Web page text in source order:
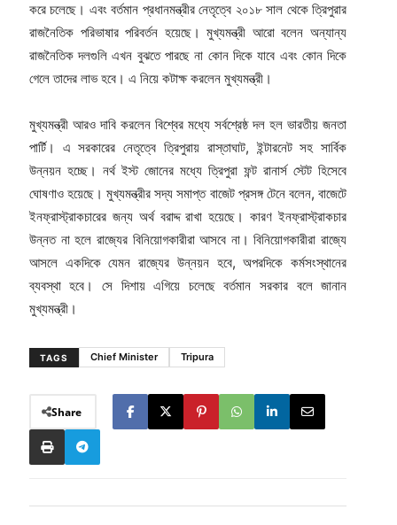
করে চলেছে। এবং বর্তমান প্রধানমন্ত্রীর নেতৃত্বে ২০১৮ সাল থেকে ত্রিপুরার
রাজনৈতিক পরিভাষার পরিবর্তন হয়েছে। মুখ্যমন্ত্রী আরো বলেন অন্যান্য
রাজনৈতিক দলগুলি এখন বুঝতে পারছে না কোন দিকে যাবে এবং কোন দিকে
গেলে তাদের লাভ হবে। এ নিয়ে কটাক্ষ করলেন মুখ্যমন্ত্রী।
মুখ্যমন্ত্রী আরও দাবি করলেন বিশ্বের মধ্যে সর্বশ্রেষ্ঠ দল হল ভারতীয় জনতা
পার্টি। এ সরকারের নেতৃত্বে ত্রিপুরায় রাস্তাঘাট, ইন্টারনেট সহ সার্বিক
উন্নয়ন হচ্ছে। নর্থ ইস্ট জোনের মধ্যে ত্রিপুরা ফন্ট রানার্স স্টেট হিসেবে
ঘোষণাও হয়েছে। মুখ্যমন্ত্রীর সদ্য সমাপ্ত বাজেট প্রসঙ্গ টেনে বলেন, বাজেটে
ইনফ্রাস্ট্রাকচারের জন্য অর্থ বরাদ্দ রাখা হয়েছে। কারণ ইনফ্রাস্ট্রাকচার
উন্নত না হলে রাজ্যের বিনিয়োগকারীরা আসবে না। বিনিয়োগকারীরা রাজ্যে
আসলে একদিকে যেমন রাজ্যের উন্নয়ন হবে, অপরদিকে কর্মসংস্থানের
ব্যবস্থা হবে। সে দিশায় এগিয়ে চলেছে বর্তমান সরকার বলে জানান
মুখ্যমন্ত্রী।
TAGS Chief Minister Tripura
Share